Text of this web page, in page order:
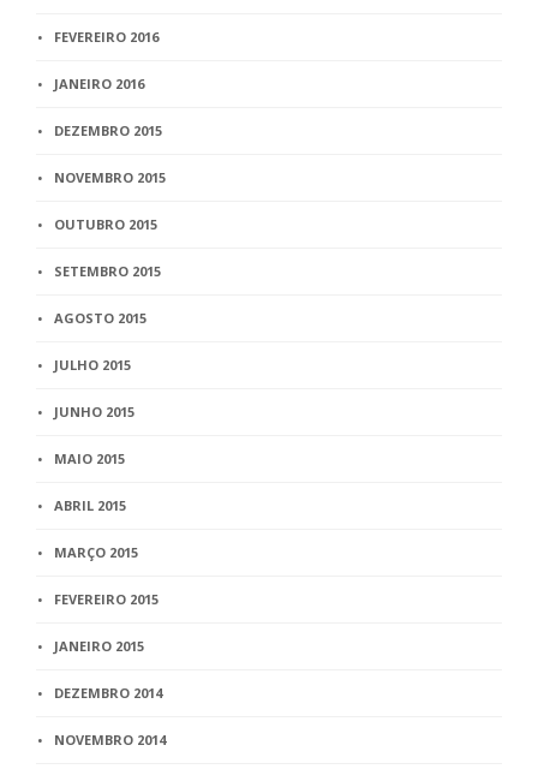
FEVEREIRO 2016
JANEIRO 2016
DEZEMBRO 2015
NOVEMBRO 2015
OUTUBRO 2015
SETEMBRO 2015
AGOSTO 2015
JULHO 2015
JUNHO 2015
MAIO 2015
ABRIL 2015
MARÇO 2015
FEVEREIRO 2015
JANEIRO 2015
DEZEMBRO 2014
NOVEMBRO 2014